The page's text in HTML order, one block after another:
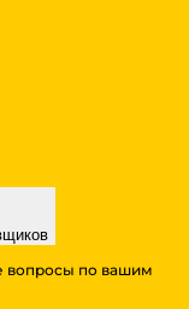
вопросы по вашим